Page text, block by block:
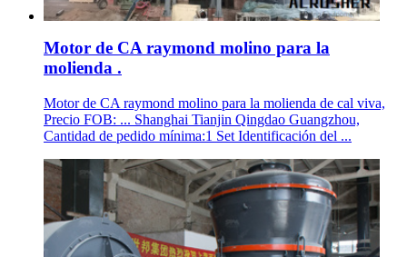
Motor de CA raymond molino para la
molienda .
Motor de CA raymond molino para la molienda de cal viva,
Precio FOB: ... Shanghai Tianjin Qingdao Guangzhou,
Cantidad de pedido mínima:1 Set Identificación del ...